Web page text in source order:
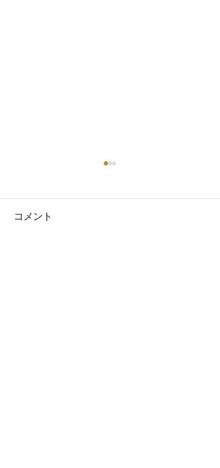
コメント